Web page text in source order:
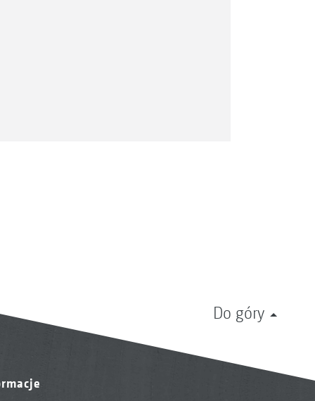
Do góry